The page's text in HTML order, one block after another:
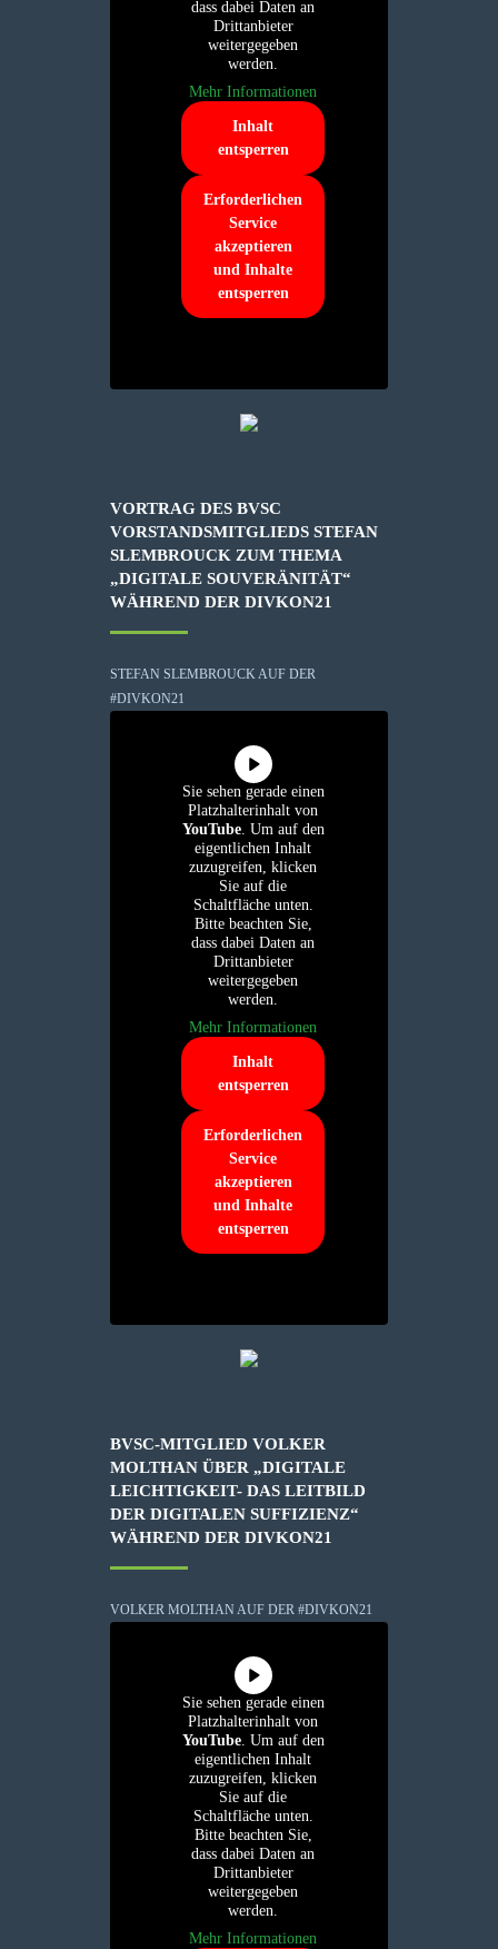
dass dabei Daten an
Drittanbieter
weitergegeben
werden.
Mehr Informationen
Inhalt
entsperren
Erforderlichen
Service
akzeptieren
und Inhalte
entsperren
VORTRAG DES BVSC
VORSTANDSMITGLIEDS STEFAN
SLEMBROUCK ZUM THEMA
„DIGITALE SOUVERÄNITÄT“
WÄHREND DER DIVKON21
STEFAN SLEMBROUCK AUF DER
#DIVKON21
Sie sehen gerade einen
Platzhalterinhalt von
YouTube. Um auf den
eigentlichen Inhalt
zuzugreifen, klicken
Sie auf die
Schaltfläche unten.
Bitte beachten Sie,
dass dabei Daten an
Drittanbieter
weitergegeben
werden.
Mehr Informationen
Inhalt
entsperren
Erforderlichen
Service
akzeptieren
und Inhalte
entsperren
BVSC-MITGLIED VOLKER
MOLTHAN ÜBER „DIGITALE
LEICHTIGKEIT- DAS LEITBILD
DER DIGITALEN SUFFIZIENZ“
WÄHREND DER DIVKON21
VOLKER MOLTHAN AUF DER #DIVKON21
Sie sehen gerade einen
Platzhalterinhalt von
YouTube. Um auf den
eigentlichen Inhalt
zuzugreifen, klicken
Sie auf die
Schaltfläche unten.
Bitte beachten Sie,
dass dabei Daten an
Drittanbieter
weitergegeben
werden.
Mehr Informationen